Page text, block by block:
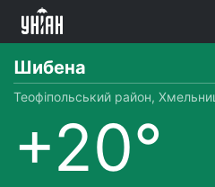
Шибена
Теофіпольський район,
+20°